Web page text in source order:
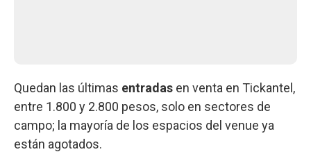
Quedan las últimas entradas en venta en Tickantel,
entre 1.800 y 2.800 pesos, solo en sectores de
campo; la mayoría de los espacios del venue ya
están agotados.